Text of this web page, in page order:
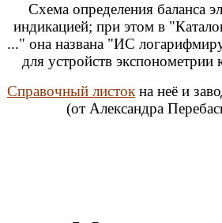
Схема определения баланса
индикацией; при этом в
..." она названа "ИС
для устройств
Справочный листок на неё и
(от Александра